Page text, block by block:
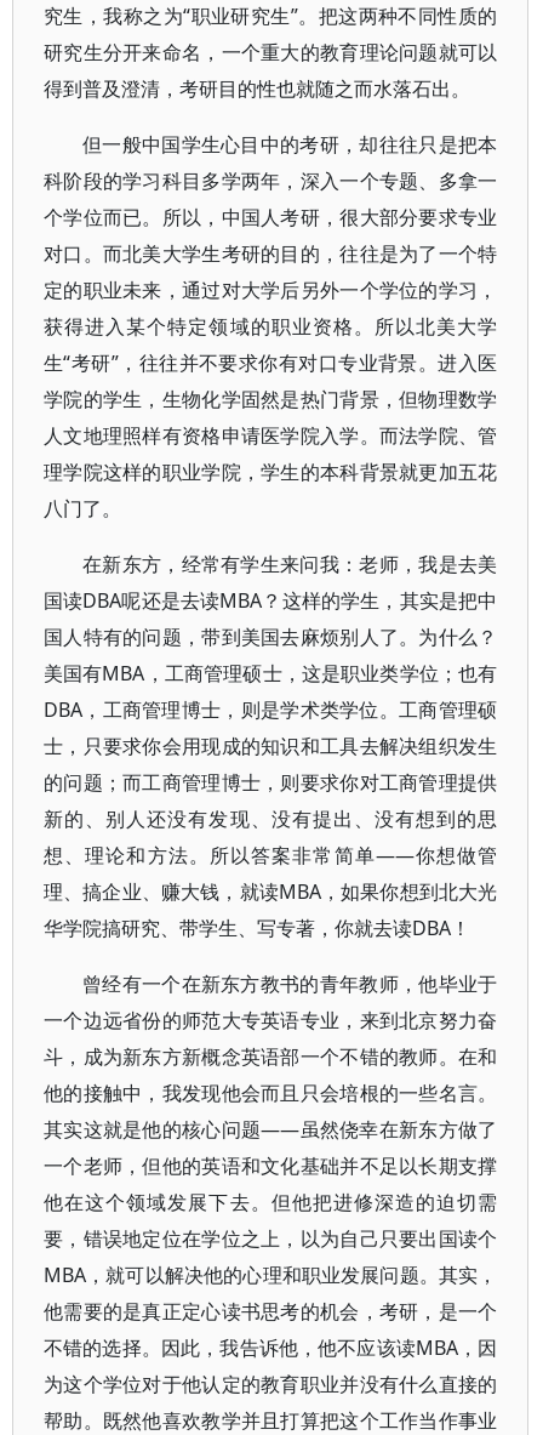
究生，我称之为“职业研究生”。把这两种不同性质的
研究生分开来命名，一个重大的教育理论问题就可以
得到普及澄清，考研目的性也就随之而水落石出。
但一般中国学生心目中的考研，却往往只是把本
科阶段的学习科目多学两年，深入一个专题、多拿一
个学位而已。所以，中国人考研，很大部分要求专业
对口。而北美大学生考研的目的，往往是为了一个特
定的职业未来，通过对大学后另外一个学位的学习，
获得进入某个特定领域的职业资格。所以北美大学
生“考研”，往往并不要求你有对口专业背景。进入医
学院的学生，生物化学固然是热门背景，但物理数学
人文地理照样有资格申请医学院入学。而法学院、管
理学院这样的职业学院，学生的本科背景就更加五花
八门了。
在新东方，经常有学生来问我：老师，我是去美
国读DBA呢还是去读MBA？这样的学生，其实是把中
国人特有的问题，带到美国去麻烦别人了。为什么？
美国有MBA，工商管理硕士，这是职业类学位；也有
DBA，工商管理博士，则是学术类学位。工商管理硕
士，只要求你会用现成的知识和工具去解决组织发生
的问题；而工商管理博士，则要求你对工商管理提供
新的、别人还没有发现、没有提出、没有想到的思
想、理论和方法。所以答案非常简单――你想做管
理、搞企业、赚大钱，就读MBA，如果你想到北大光
华学院搞研究、带学生、写专著，你就去读DBA！
曾经有一个在新东方教书的青年教师，他毕业于
一个边远省份的师范大专英语专业，来到北京努力奋
斗，成为新东方新概念英语部一个不错的教师。在和
他的接触中，我发现他会而且只会培根的一些名言。
其实这就是他的核心问题――虽然侥幸在新东方做了
一个老师，但他的英语和文化基础并不足以长期支撑
他在这个领域发展下去。但他把进修深造的迫切需
要，错误地定位在学位之上，以为自己只要出国读个
MBA，就可以解决他的心理和职业发展问题。其实，
他需要的是真正定心读书思考的机会，考研，是一个
不错的选择。因此，我告诉他，他不应该读MBA，因
为这个学位对于他认定的教育职业并没有什么直接的
帮助。既然他喜欢教学并且打算把这个工作当作事业